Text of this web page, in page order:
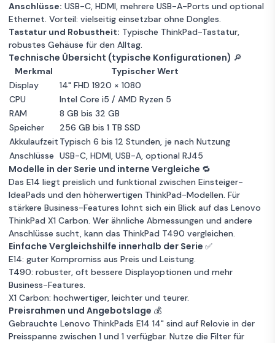
Lenovo ThinkPad
E14 G1 14" Core i5
1.6 GHz - SSD 256
GB - 16GB AZERTY
- Französisch
1 €
Zum
Unbekannter Zustand 16 GB RAM
256GB Speicher Intel Core i5
Garantie 12 Monate
E14 G2 14" Core i5
2.4 GHz - SSD 256
GB - 8GB AZERTY
- Französisch
1 €
Zum
Angebot
Unbekannter Zustand 8 GB RAM
Garantie 12 Monate
Lenovo
ThinkPad E14 G2
14" Core i7 2.8
GHz - SSD 512
GB - 16GB
QWERTY -
Englisch
1 €
Zum
Angebot
Unbekannter Zustand 16 GB RAM
512 GB Speicher Intel Core i7
Garantie 12 Monate
Anschlüsse: USB-C, HDMI, mehrere USB-A-Ports und optional
Ethernet. Vorteil: vielseitig einsetzbar ohne Dongles.
Tastatur und Robustheit: Typische ThinkPad-Tastatur,
robustes Gehäuse für den Alltag.
Technische Übersicht (typische Konfigurationen) 🔎
Merkmal
Typischer Wert
Display
14" FHD 1920 × 1080
CPU
Intel Core i5 / AMD Ryzen 5
RAM
8 GB bis 32 GB
Speicher
256 GB bis 1 TB SSD
Akkulaufzeit Typisch 6 bis 12 Stunden, je nach Nutzung
Anschlüsse USB-C, HDMI, USB-A, optional RJ45
Modelle in der Serie und interne Vergleiche 🔁
Das E14 liegt preislich und funktional zwischen Einsteiger-
IdeaPads und den höherwertigen ThinkPad-Modellen. Für
stärkere Business-Features lohnt sich ein Blick auf das Lenovo
ThinkPad X1 Carbon. Wer ähnliche Abmessungen und andere
Anschlüsse sucht, kann das ThinkPad T490 vergleichen.
Einfache Vergleichshilfe innerhalb der Serie ✅
E14: guter Kompromiss aus Preis und Leistung.
T490: robuster, oft bessere Displayoptionen und mehr
Business-Features.
X1 Carbon: hochwertiger, leichter und teurer.
Preisrahmen und Angebotslage 💰
Gebrauchte Lenovo ThinkPads E14 14" sind auf Relovie in der
Preisspanne zwischen 1 und 1 verfügbar. Nutze die Filter für